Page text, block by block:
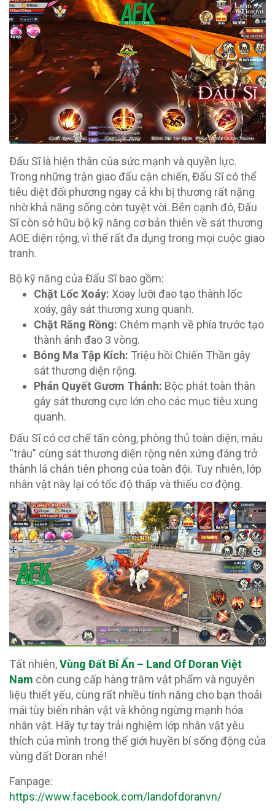
Đấu Sĩ là hiện thân của sức mạnh và quyền lực.
Trong những trận giao đấu cận chiến, Đấu Sĩ có thể
tiêu diệt đối phương ngay cả khi bị thương rất nặng
nhờ khả năng sống còn tuyệt vời. Bên cạnh đó, Đấu
Sĩ còn sở hữu bộ kỹ năng cơ bản thiên về sát thương
AOE diện rộng, vì thế rất đa dụng trong mọi cuộc giao
tranh.
Bộ kỹ năng của Đấu Sĩ bao gồm:
Chặt Lốc Xoáy: Xoay lưỡi đao tạo thành lốc
xoáy, gây sát thương xung quanh.
Chặt Răng Rồng: Chém mạnh về phía trước tạo
thành ánh đao 3 vòng.
Bóng Ma Tập Kích: Triệu hồi Chiến Thần gây
sát thương diện rộng.
Phán Quyết Gươm Thánh: Bộc phát toàn thân
gây sát thương cực lớn cho các mục tiêu xung
quanh.
Đấu Sĩ có cơ chế tấn công, phòng thủ toàn diện, máu
“trâu” cùng sát thương diện rộng nên xứng đáng trở
thành lá chắn tiên phong của toàn đội. Tuy nhiên, lớp
nhân vật này lại có tốc độ thấp và thiếu cơ động.
Tất nhiên,Vùng Đất Bí Ẩn – Land Of Doran Việt
Nam còn cung cấp hàng trăm vật phẩm và nguyên
liệu thiết yếu, cùng rất nhiều tính năng cho bạn thoải
mái tùy biến nhân vật và không ngừng mạnh hóa
nhân vật. Hãy tự tay trải nghiệm lớp nhân vật yêu
thích của mình trong thế giới huyền bí sống động của
vùng đất Doran nhé!
Fanpage:
https://www.facebook.com/landofdoranvn/